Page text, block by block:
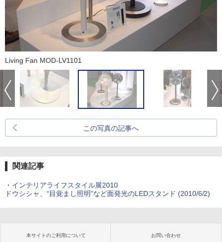
Living Fan MOD-LV1101
この写真の記事へ
関連記事
・ インテリアライフスタイル展2010
ドウシシャ、“目覚まし照明”など面発光のLEDスタンド (2010/6/2)
本サイトのご利用について お問い合わせ